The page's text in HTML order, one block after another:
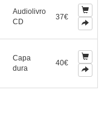
Audiolivro
CD
37€
Capa
dura
40€